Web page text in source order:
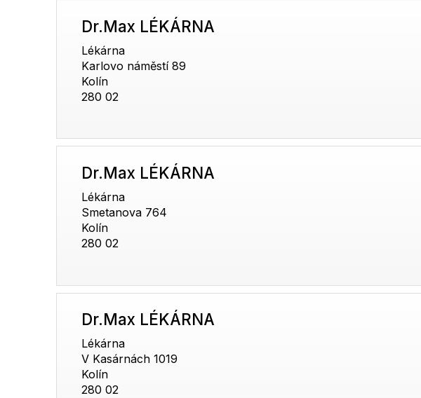
Dr.Max LÉKÁRNA
Lékárna
Karlovo náměstí 89
Kolín
280 02
Dr.Max LÉKÁRNA
Lékárna
Smetanova 764
Kolín
280 02
Dr.Max LÉKÁRNA
Lékárna
V Kasárnách 1019
Kolín
280 02